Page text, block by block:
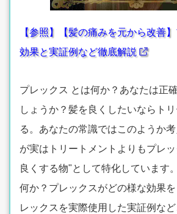
【参照】【髪の痛みを元から改善
効果と実証例など徹底解説
プレックス とは何か？あなたは正
しょうか？髪を良くしたいならト
る。あなたの常識ではこのようか
が実はトリートメントよりもプレ
良くする物"として特化しています
何か？プレックスがどの様な効果
レックスを実際使用した実証例な